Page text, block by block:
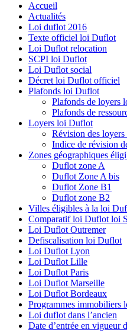
Accueil
Actualités
Loi duflot 2016
Texte officiel loi Duflot
Loi Duflot relocation
SCPI loi Duflot
Loi Duflot social
Décret loi Duflot officiel
Plafonds loi Duflot
Plafonds de loyers
Plafonds de
Loyers loi Duflot
Révision des
Indice de révision
Zones géographiques
Duflot zone A
Duflot Zone A bis
Duflot Zone B1
Duflot zone B2
Villes éligibles à la loi
Comparatif loi Duflot loi
Loi Duflot Outremer
Defiscalisation loi Duflot
Loi Duflot Lyon
Loi Duflot Lille
Loi Duflot Paris
Loi Duflot Marseille
Loi Duflot Bordeaux
Programmes immobiliers
Loi duflot dans l’ancien
Date d’entrée en vigueur